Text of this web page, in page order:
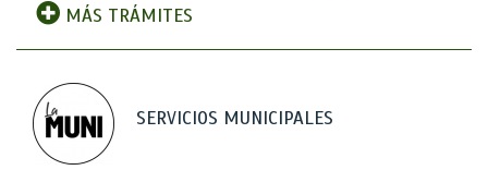
MÁS TRÁMITES
SERVICIOS MUNICIPALES